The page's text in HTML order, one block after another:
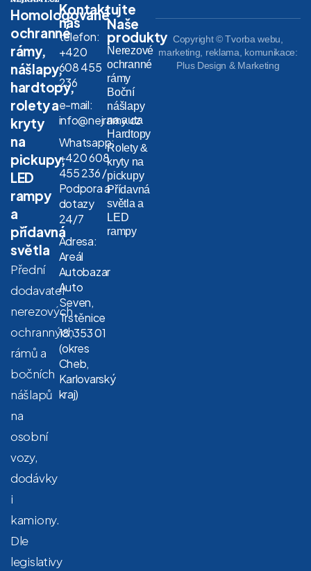
Homologované
ochranné
rámy,
nášlapy,
hardtopy,
rolety a
kryty
na
pickupy,
LED
rampy
a
přídavná
světla
Přední
dodavatel
nerezových
ochranných
rámů a
bočních
nášlapů
na
osobní
vozy,
dodávky
i
kamiony.
Dle
legislativy
Kontaktujte
nás
telefon:
+420
608 455
236
e-mail:
info@nejramy.cz
Whatsapp:
+420 608
455 236 /
Podpora a
dotazy
24/7
Adresa:
Areál
Autobazar
Auto
Seven,
Trstěnice
18, 353 01
(okres
Cheb,
Karlovarský
kraj)
Naše
produkty
Nerezové
ochranné
rámy
Boční
nášlapy
na auta
Hardtopy
Rolety &
kryty na
pickupy
Přídavná
světla a
LED
rampy
Copyright © Tvorba webu,
marketing, reklama, komunikace:
Plus Design & Marketing